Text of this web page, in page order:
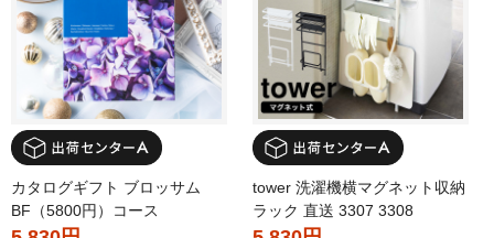
カタログギフト ブロッサム
BF（5800円）コース
tower 洗濯機横マグネット収納
ラック 直送 3307 3308